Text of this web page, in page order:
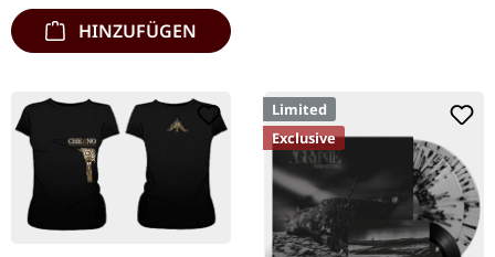
HINZUFÜGEN
Limited
Exclusive